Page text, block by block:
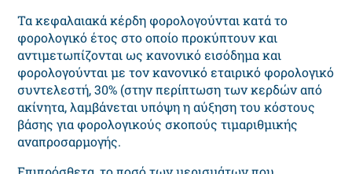
Τα κεφαλαιακά κέρδη φορολογούνται κατά το
φορολογικό έτος στο οποίο προκύπτουν και
αντιμετωπίζονται ως κανονικό εισόδημα και
φορολογούνται με τον κανονικό εταιρικό φορολογικό
συντελεστή, 30% (στην περίπτωση των κερδών από
ακίνητα, λαμβάνεται υπόψη η αύξηση του κόστους
βάσης για φορολογικούς σκοπούς τιμαριθμικής
αναπροσαρμογής.